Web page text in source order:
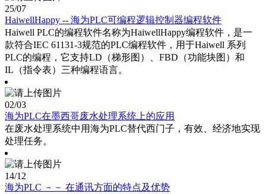
25/07
HaiwellHappy -- 海为PLC可编程逻辑控制器编程软件
Haiwell PLC的编程软件名称为HaiwellHappy编程软件，是一
款符合IEC 61131-3规范的PLC编程软件，用于Haiwell 系列
PLC的编程，它支持LD（梯形图）、FBD（功能块图）和
IL（指令表）三种编程语言。
02/03
海为PLC在墨西哥废水处理系统上的应用
在废水处理系统中用海为PLC替代西门子，有效、经济地实现
处理任务。
14/12
海为PLC －－ 在通讯方面的特点及优势